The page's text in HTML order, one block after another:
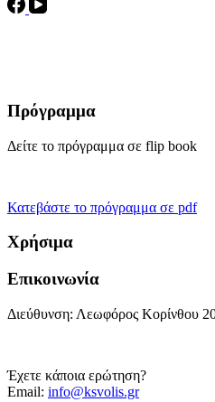
Πρόγραμμα
Δείτε το πρόγραμμα σε flip book
Κατεβάστε το πρόγραμμα σε pdf
Χρήσιμα
Επικοινωνία
Διεύθυνση: Λεωφόρος Κορίνθου
Έχετε κάποια ερώτηση?
Email: info@ksvolis.gr